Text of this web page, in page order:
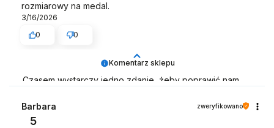
Komentarz sklepu
Czasem wystarczy jedno zdanie, żeby poprawić nam
Zespół LELKA 🦋
rozmiarowy na medal.
3/16/2026
0
0
Barbara zweryfikowano
5